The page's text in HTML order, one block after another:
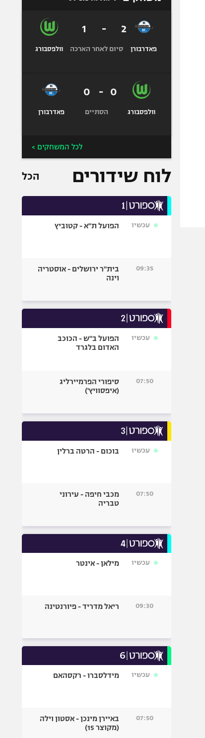
פאדרבורן
2
-
1
סיום לאחר הארכה וולפסבורג
וולפסבורג
0
-
0
הסתיים פאדרבורן
לכל המשחקים >
לוח שידורים הכל
עכשיו הפועל ת"א - קטוביץ
09:35
בית"ר ירושלים - אוסטריה
וינה
עכשיו
הפועל ב"ש - הכוכב
האדום בלגרד
07:50
סיפורי הפרמיירליג
(איפסוויץ')
עכשיו בוכום - הרטה ברלין
07:50
מכבי חיפה - עירוני
טבריה
עכשיו מילאן - אינטר
09:30 ריאל מדריד - פיורנטינה
עכשיו מידלסברו - רקסהאם
07:50
באיירן מינכן - אסטון וילה
(מקוצר 15)